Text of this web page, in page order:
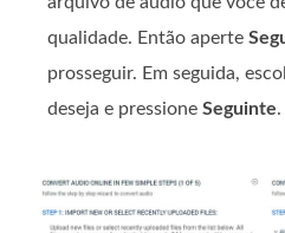
qualidade. Então aperte
prosseguir. Em seguida,
deseja e pressione Seguinte.